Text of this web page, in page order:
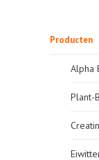
Producten
Alpha
Plant-